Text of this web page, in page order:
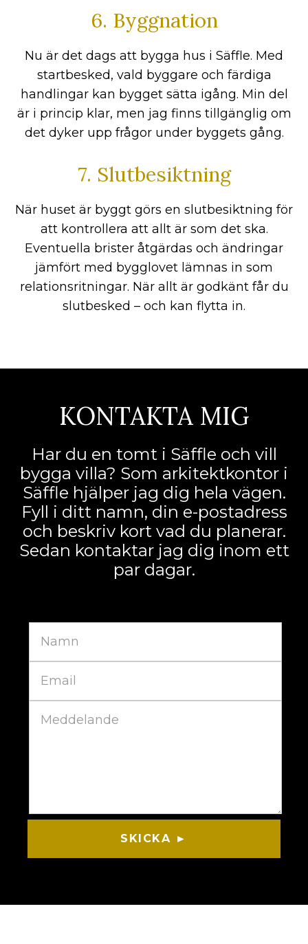
6. Byggnation
Nu är det dags att bygga hus i Säffle. Med
startbesked, vald byggare och färdiga
handlingar kan bygget sätta igång. Min del
är i princip klar, men jag finns tillgänglig om
det dyker upp frågor under byggets gång.
7. Slutbesiktning
När huset är byggt görs en slutbesiktning för
att kontrollera att allt är som det ska.
Eventuella brister åtgärdas och ändringar
jämfört med bygglovet lämnas in som
relationsritningar. När allt är godkänt får du
slutbesked – och kan flytta in.
KONTAKTA MIG
Har du en tomt i Säffle och vill
bygga villa? Som arkitektkontor i
Säffle hjälper jag dig hela vägen.
Fyll i ditt namn, din e-postadress
och beskriv kort vad du planerar.
Sedan kontaktar jag dig inom ett
par dagar.
SKICKA ►